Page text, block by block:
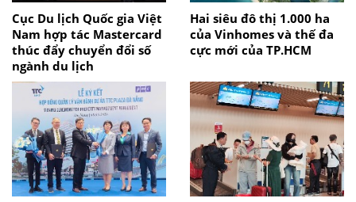
Cục Du lịch Quốc gia Việt
Nam hợp tác Mastercard
thúc đẩy chuyển đổi số
ngành du lịch
Hai siêu đô thị 1.000 ha
của Vinhomes và thế đa
cực mới của TP.HCM